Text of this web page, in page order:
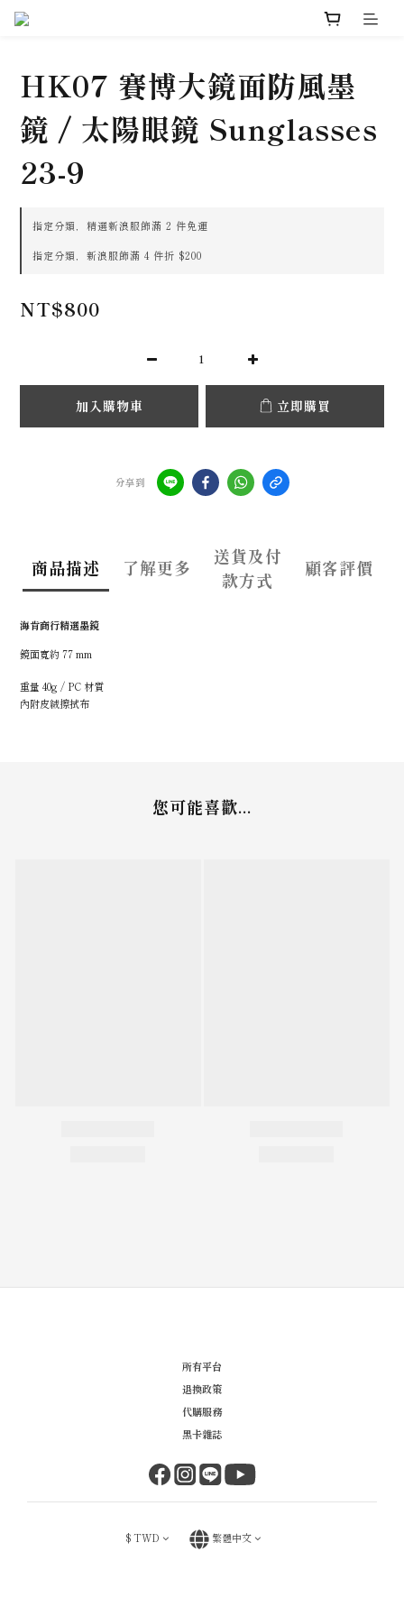
HK07 賽博大鏡面防風墨
鏡 / 太陽眼鏡 Sunglasses
23-9
指定分類，精選新浪服飾滿 2 件免運
指定分類，新浪服飾滿 4 件折 $200
NT$800
加入購物車 立即購買
分享到
商品描述 了解更多
送貨及付
款方式
顧客評價
海肯商行精選墨鏡
鏡面寬約 77 mm
重量 40g / PC 材質
內附皮絨擦拭布
您可能喜歡...
所有平台
退換政策
代購服務
黑卡雜誌
$TWD 繁體中文